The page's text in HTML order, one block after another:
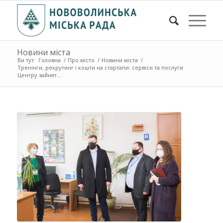
Новини міста
Ви тут: Головна / Про місто / Новини міста /
Тренінги, рекрутинг і кошти на стартапи: сервіси та послуги
Центру зайнят...